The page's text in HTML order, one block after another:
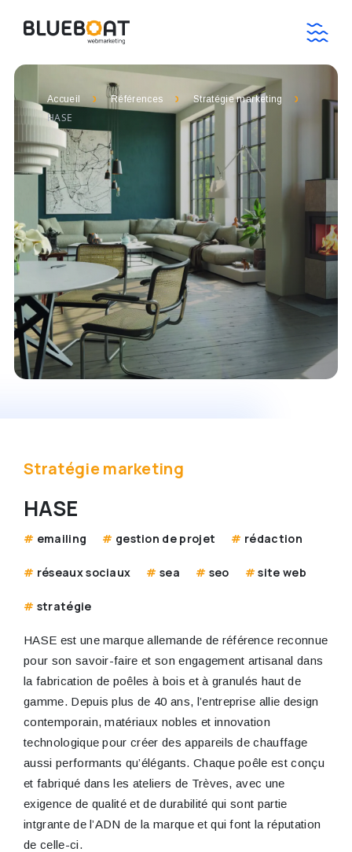
Accueil Références Stratégie marketing
HASE
Stratégie marketing
HASE
emailing gestion de projet rédaction
réseaux sociaux sea seo site web
stratégie
HASE est une marque allemande de référence reconnue
pour son savoir-faire et son engagement artisanal dans
la fabrication de poêles à bois et à granulés haut de
gamme. Depuis plus de 40 ans, l’entreprise allie design
contemporain, matériaux nobles et innovation
technologique pour créer des appareils de chauffage
aussi performants qu’élégants. Chaque poêle est conçu
et fabriqué dans les ateliers de Trèves, avec une
exigence de qualité et de durabilité qui sont partie
intgrante de l’ADN de la marque et qui font la réputation
de celle-ci.